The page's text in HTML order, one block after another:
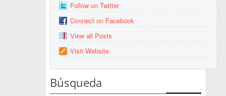
Follow on Twitter
Connect on Facebook
View all Posts
Visit Website
Búsqueda